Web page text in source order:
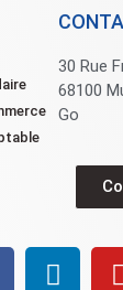
30 Rue
68100
Go